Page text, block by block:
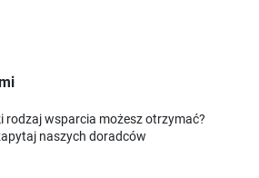
rodzaj wsparcia możesz otrzymać?
naszych doradców